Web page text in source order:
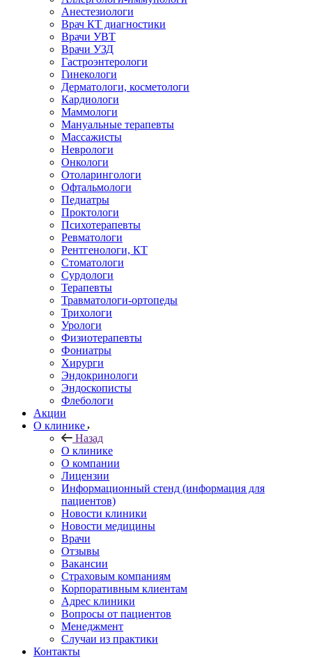
Анестезиологи
Врач КТ диагностики
Врачи УВТ
Врачи УЗД
Гастроэнтерологи
Гинекологи
Дерматологи, косметологи
Кардиологи
Маммологи
Мануальные терапевты
Массажисты
Неврологи
Онкологи
Отоларингологи
Офтальмологи
Педиатры
Проктологи
Психотерапевты
Ревматологи
Рентгенологи, КТ
Стоматологи
Сурдологи
Терапевты
Травматологи-ортопеды
Трихологи
Урологи
Физиотерапевты
Фониатры
Хирурги
Эндокринологи
Эндоскописты
Флебологи
Акции
О клинике
Назад
О клинике
О компании
Лицензии
Информационный стенд (информация для
пациентов)
Новости клиники
Новости медицины
Врачи
Отзывы
Вакансии
Страховым компаниям
Корпоративным клиентам
Адрес клиники
Вопросы от пациентов
Менеджмент
Случаи из практики
Контакты